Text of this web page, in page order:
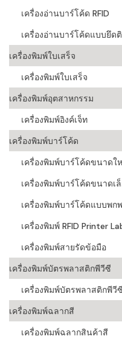
เครื่องอ่านบาร์โค้ด RFID
เครื่องอ่านบาร์โค้ดแบบยึด
เครื่องพิมพ์ใบเสร็จ
เครื่องพิมพ์ใบเสร็จ
เครื่องพิมพ์อุตสาหกรรม
เครื่องพิมพ์อิงค์เจ็ท
เครื่องพิมพ์บาร์โค้ด
เครื่องพิมพ์บาร์โค้ดขนาดใ
เครื่องพิมพ์บาร์โค้ดขนาดเ
เครื่องพิมพ์บาร์โค้ดแบบพก
เครื่องพิมพ์ RFID Printer
เครื่องพิมพ์สายรัดข้อมือ
เครื่องพิมพ์บัตรพลาสติกพีวีซี
เครื่องพิมพ์บัตรพลาสติกพีวีซี
เครื่องพิมพ์ฉลากสี
เครื่องพิมพ์ฉลากสินค้าสี